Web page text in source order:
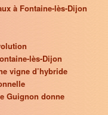
à Fontaine-lès-Dijon
lès-Dijon
vigne d’hybride
Guignon donne